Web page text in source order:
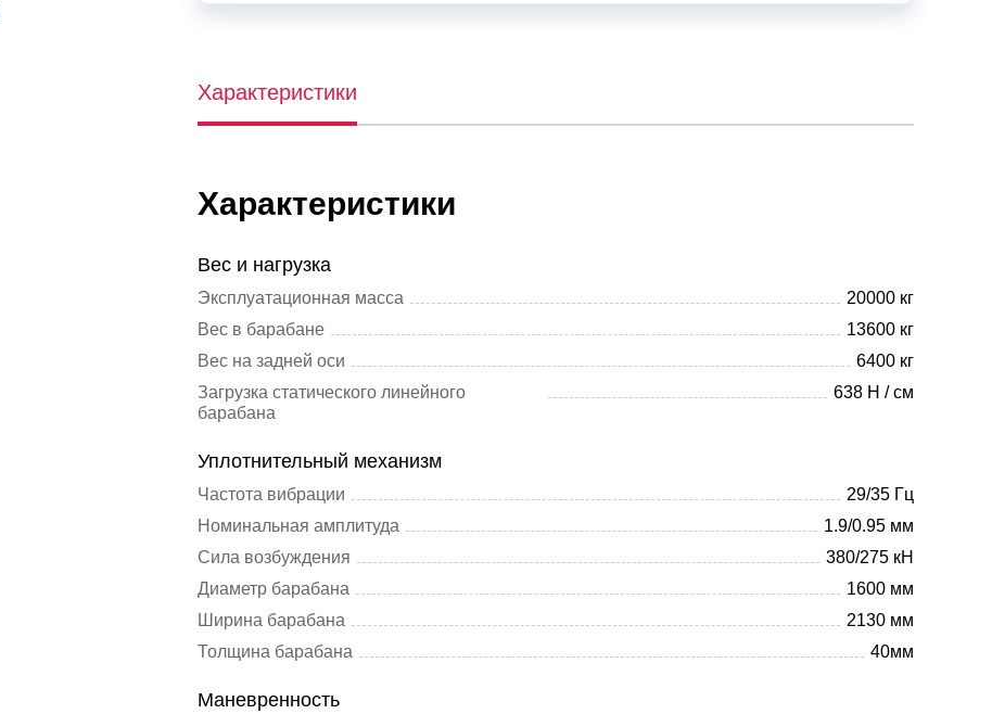
Характеристики
Характеристики
Вес и нагрузка
Эксплуатационная масса
20000 кг
Вес в барабане
13600 кг
Вес на задней оси
6400 кг
Загрузка статического линейного
барабана
638 Н / см
Уплотнительный механизм
Частота вибрации
29/35 Гц
Номинальная амплитуда
1.9/0.95 мм
Сила возбуждения
380/275 кН
Диаметр барабана
1600 мм
Ширина барабана
2130 мм
Толщина барабана
40мм
Маневренность